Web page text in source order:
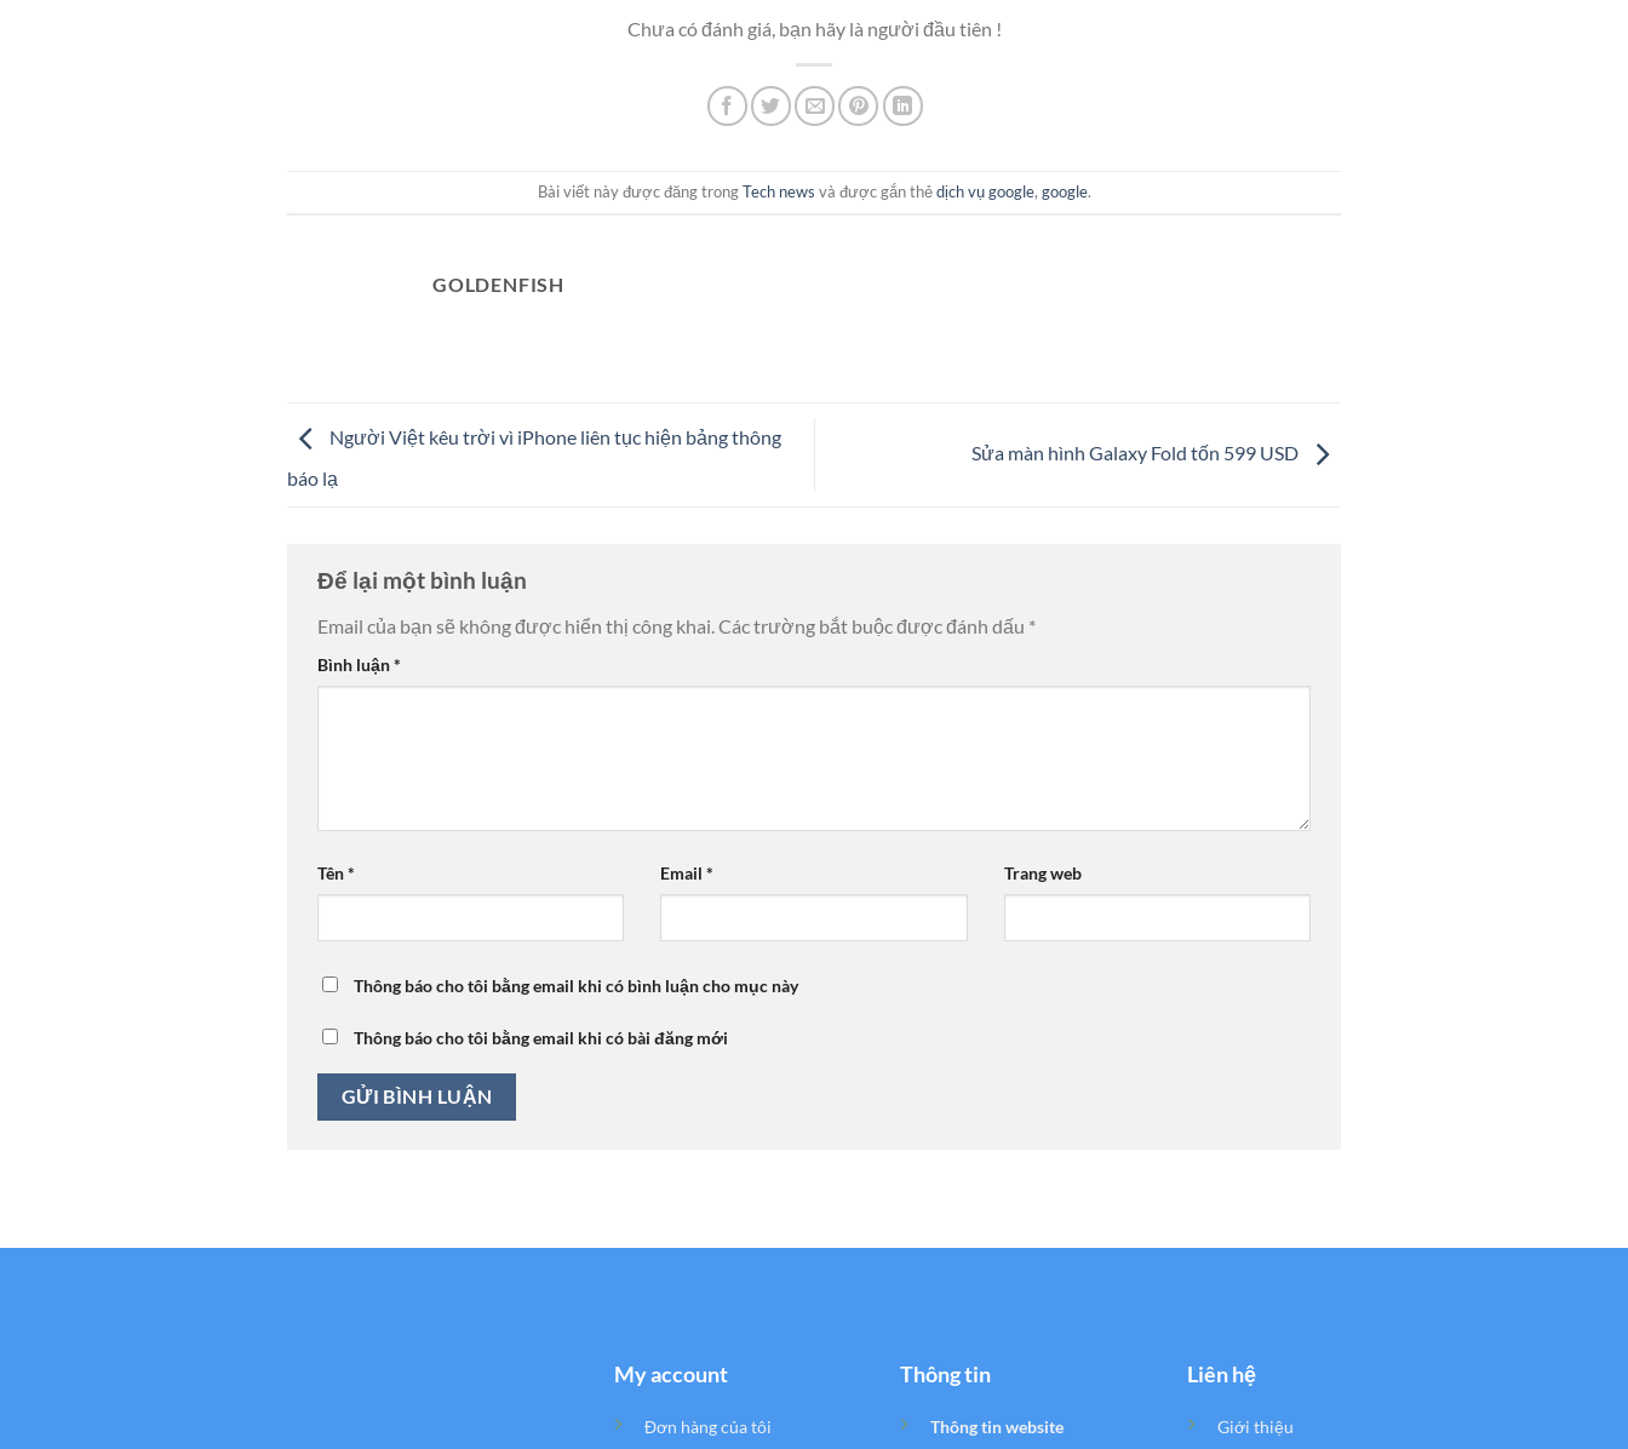
Chưa có đánh giá, bạn hãy là người đầu tiên !
Bài viết này được đăng trongTech news và được gắn thẻdịch vụ google, google.
GOLDENFISH
Người Việt kêu trời vì iPhone liên tục hiện bảng thông
báo lạ
Sửa màn hình Galaxy Fold tốn 599 USD
Để lại một bình luận
Email của bạn sẽ không được hiển thị công khai.Các trường bắt buộc được đánh dấu *
Bình luận*
Tên* Email* Trang web
Thông báo cho tôi bằng email khi có bình luận cho mục này
Thông báo cho tôi bằng email khi có bài đăng mới
My account
Đơn hàng của tôi
Thông tin
Thông tin website
Liên hệ
Giới thiệu